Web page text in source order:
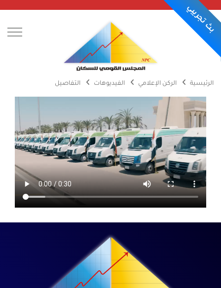
عن المجلس
الركن الإعلامي
أجندة الأحداث
يوميات المجلس
الاعلانات
الفيديوهات
بث تجريبي
الرئيسية الركن الإعلامي الفيديوهات التفاصيل